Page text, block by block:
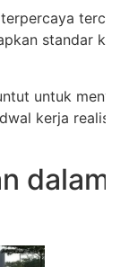
standar
untuk
kerja
dalam